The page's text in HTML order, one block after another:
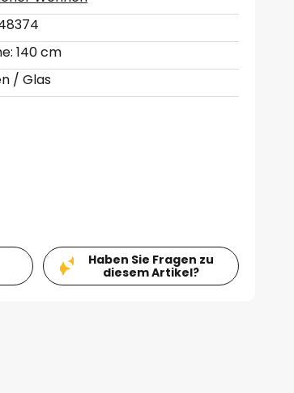
140 cm
/ Glas
Haben Sie Fragen zu
diesem Artikel?